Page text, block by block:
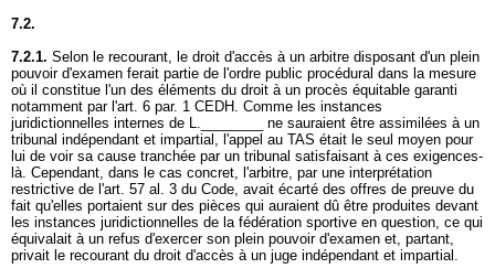
7.2.
7.2.1. Selon le recourant, le droit d'accès à un arbitre disposant d'un plein
pouvoir d'examen ferait partie de l'ordre public procédural dans la mesure
où il constitue l'un des éléments du droit à un procès équitable garanti
notamment par l'art. 6 par. 1 CEDH. Comme les instances
juridictionnelles internes de L.________ ne sauraient être assimilées à un
tribunal indépendant et impartial, l'appel au TAS était le seul moyen pour
lui de voir sa cause tranchée par un tribunal satisfaisant à ces exigences-
là. Cependant, dans le cas concret, l'arbitre, par une interprétation
restrictive de l'art. 57 al. 3 du Code, avait écarté des offres de preuve du
fait qu'elles portaient sur des pièces qui auraient dû être produites devant
les instances juridictionnelles de la fédération sportive en question, ce qui
équivalait à un refus d'exercer son plein pouvoir d'examen et, partant,
privait le recourant du droit d'accès à un juge indépendant et impartial.